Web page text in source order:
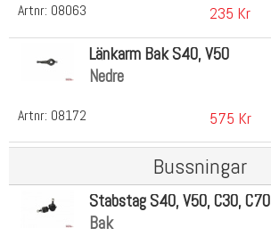
Artnr: 08063 235 Kr
Artnr: 08172
Länkarm Bak S40, V50
Nedre
575 Kr
Bussningar
Stabstag S40, V50, C30, C70
Bak